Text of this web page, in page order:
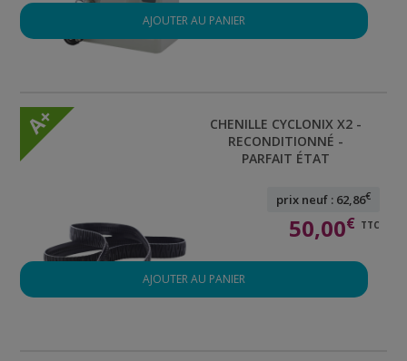
AJOUTER AU PANIER
A+
CHENILLE CYCLONIX X2 -
RECONDITIONNÉ -
PARFAIT ÉTAT
prix neuf : 62,86€
50,00€ TTC
AJOUTER AU PANIER